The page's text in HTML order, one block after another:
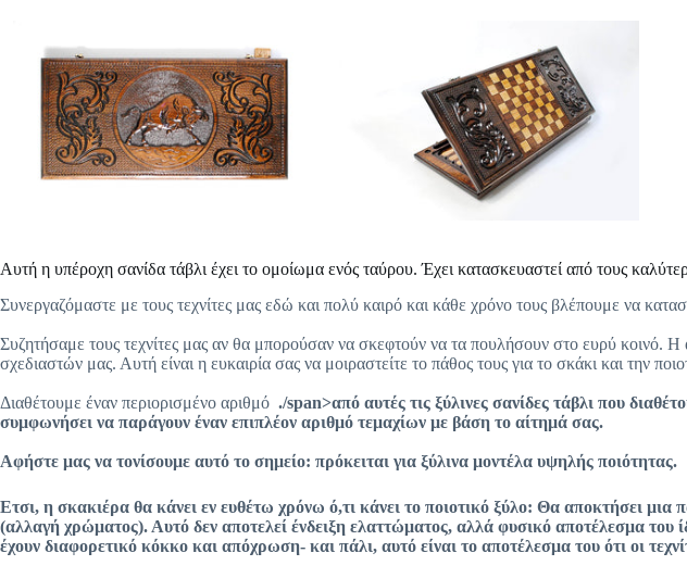
Αυτή η υπέροχη σανίδα τάβλι έχει το ομοίωμα ενός ταύρου. Έχει κατασκευαστεί από τους
Συνεργαζόμαστε με τους τεχνίτες μας εδώ και πολύ καιρό και κάθε χρόνο τους βλέπουμε να
Συζητήσαμε τους τεχνίτες μας αν θα μπορούσαν να σκεφτούν να τα πουλήσουν στο ευρύ κοινό.
σχεδιαστών μας. Αυτή είναι η ευκαιρία σας να μοιραστείτε το πάθος τους για το σκάκι και την
Διαθέτουμε έναν περιορισμένο αριθμό ./span>από αυτές τις ξύλινες σανίδες τάβλι που
συμφωνήσει να παράγουν έναν επιπλέον αριθμό τεμαχίων με βάση το αίτημά σας.
Αφήστε μας να τονίσουμε αυτό το σημείο: πρόκειται για ξύλινα μοντέλα υψηλής ποιότητας.
Ετσι, η σκακιέρα θα κάνει εν ευθέτω χρόνω ό,τι κάνει το ποιοτικό ξύλο: Θα αποκτήσει μια
(αλλαγή χρώματος). Αυτό δεν αποτελεί ένδειξη ελαττώματος, αλλά φυσικό αποτέλεσμα του
έχουν διαφορετικό κόκκο και απόχρωση- και πάλι, αυτό είναι το αποτέλεσμα του ότι οι